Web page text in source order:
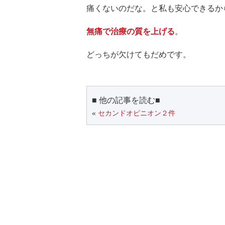
痛くないのだな。と私も安心できるか
無痛で治療の質を上げる。
どっちが欠けてもだめです。
■ 他の記事を読む■
« セカンドオピニオン２件